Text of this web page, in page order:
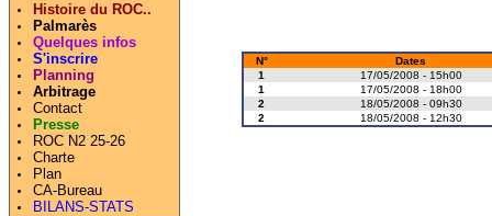
Histoire du ROC..
Palmarès
Quelques infos
S'inscrire
Planning
Arbitrage
Contact
Presse
ROC N2 25-26
Charte
Plan
CA-Bureau
BILANS-STATS
N°
Dates
1
17/05/2008 - 15h00
1
17/05/2008 - 18h00
2
18/05/2008 - 09h30
2
18/05/2008 - 12h30